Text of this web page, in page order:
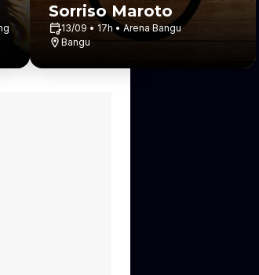
Sorriso Maroto
13/09 • 17h • Arena Bangu
Bangu